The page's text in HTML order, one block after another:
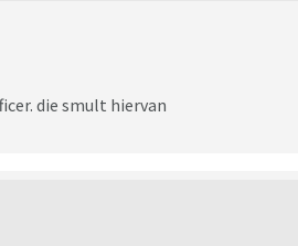
die smult hiervan